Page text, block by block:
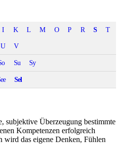
I K L M O P R S T
U V
Su Sy
Sel
subjektive Überzeugung bestimmte
Kompetenzen erfolgreich
wird das eigene Denken, Fühlen